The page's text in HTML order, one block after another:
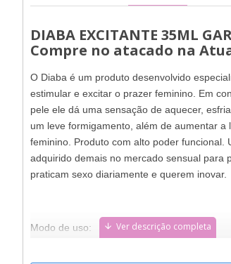
DIABA EXCITANTE 35ML
Compre no atacado na
O Diaba é um produto desenvolvido
estimular e excitar o prazer feminino. Em
pele ele dá uma sensação de aquecer,
um leve formigamento, além de aumentar a
feminino. Produto com alto poder funcional.
adquirido demais no mercado sensual para
praticam sexo diariamente e querem inovar.
Modo de uso: